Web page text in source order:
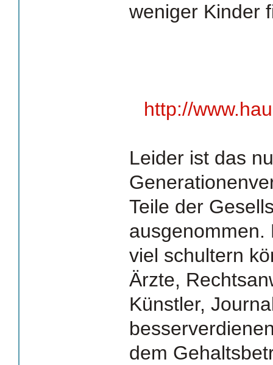
weniger Kinder
http://
Leider ist das
Teile der
ausgenommen.
viel schultern
Ärzte,
Künstler,
dem